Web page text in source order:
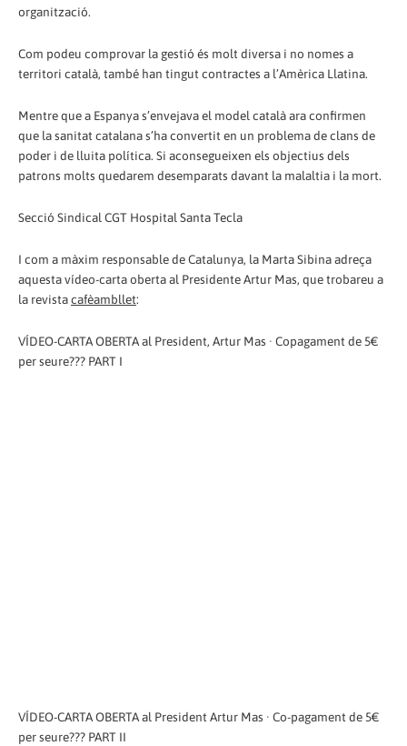
organització.
Com podeu comprovar la gestió és molt diversa i no nomes a
territori català, també han tingut contractes a l’Amèrica Llatina.
Mentre que a Espanya s’envejava el model català ara confirmen
que la sanitat catalana s’ha convertit en un problema de clans de
poder i de lluita política. Si aconsegueixen els objectius dels
patrons molts quedarem desemparats davant la malaltia i la mort.
Secció Sindical CGT Hospital Santa Tecla
I com a màxim responsable de Catalunya, la Marta Sibina adreça
aquesta vídeo-carta oberta al Presidente Artur Mas, que trobareu a
la revistacafèambllet:
VÍDEO-CARTA OBERTA al President, Artur Mas · Copagament de 5€
per seure??? PART I
VÍDEO-CARTA OBERTA al President Artur Mas · Co-pagament de 5€
per seure??? PART II